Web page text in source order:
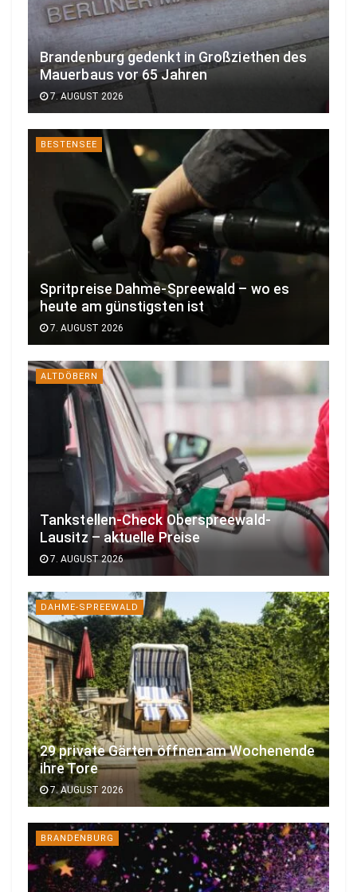
Brandenburg gedenkt in Großziethen des
Mauerbaus vor 65 Jahren
7. AUGUST 2026
BESTENSEE
Spritpreise Dahme-Spreewald – wo es
heute am günstigsten ist
7. AUGUST 2026
ALTDÖBERN
Tankstellen-Check Oberspreewald-
Lausitz – aktuelle Preise
7. AUGUST 2026
DAHME-SPREEWALD
29 private Gärten öffnen am Wochenende
ihre Tore
7. AUGUST 2026
BRANDENBURG